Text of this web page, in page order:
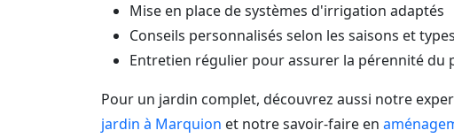
Mise en place de systèmes d'irrigation adaptés
Conseils personnalisés selon les saisons et
Entretien régulier pour assurer la pérennité du
Pour un jardin complet, découvrez aussi notre
jardin à Marquion et notre savoir-faire en